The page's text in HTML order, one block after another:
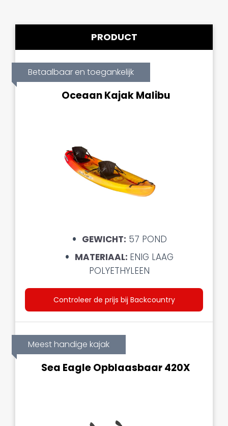
PRODUCT
Betaalbaar en toegankelijk
Oceaan Kajak Malibu
GEWICHT: 57 POND
MATERIAAL: ENIG LAAG
POLYETHYLEEN
Controleer de prijs bij Backcountry
Meest handige kajak
Sea Eagle Opblaasbaar 420X